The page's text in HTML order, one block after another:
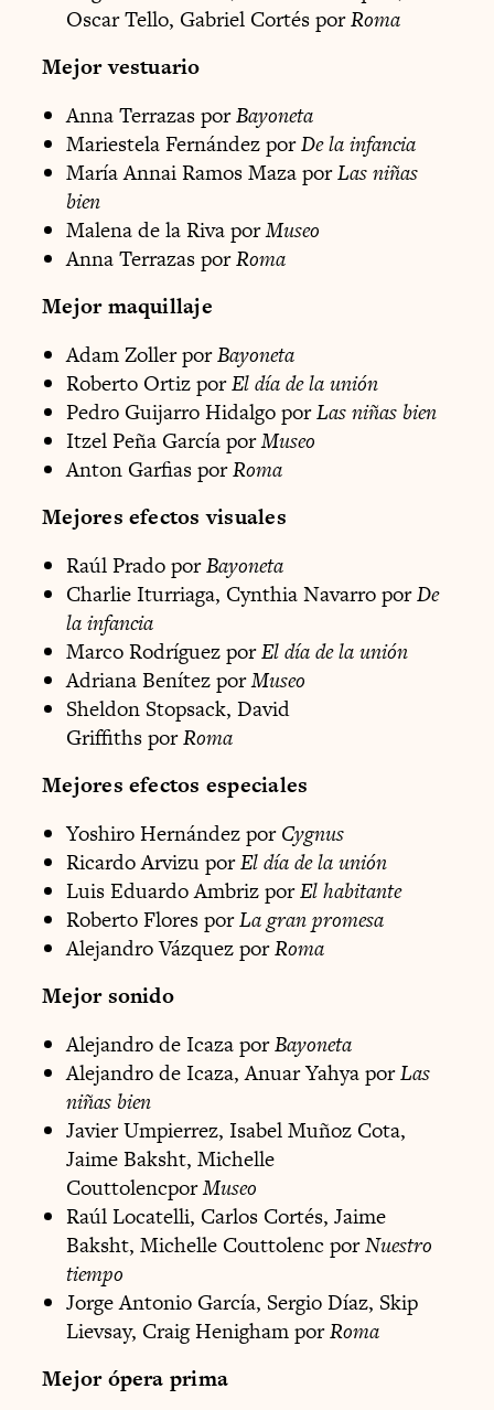
Oscar Tello, Gabriel Cortés porRoma
Mejor vestuario
Anna Terrazas porBayoneta
Mariestela Fernández porDe la infancia
María Annai Ramos Maza porLas niñas
bien
Malena de la Riva porMuseo
Anna Terrazas porRoma
Mejor maquillaje
Adam Zoller porBayoneta
Roberto Ortiz porEl día de la unión
Pedro Guijarro Hidalgo porLas niñas bien
Itzel Peña García porMuseo
Anton Garfias porRoma
Mejores efectos visuales
Raúl Prado porBayoneta
Charlie Iturriaga, Cynthia Navarro porDe
la infancia
Marco Rodríguez porEl día de la unión
Adriana Benítez porMuseo
Sheldon Stopsack, David
Griffiths porRoma
Mejores efectos especiales
Yoshiro Hernández porCygnus
Ricardo Arvizu porEl día de la unión
Luis Eduardo Ambriz porEl habitante
Roberto Flores porLa gran promesa
Alejandro Vázquez porRoma
Mejor sonido
Alejandro de Icaza porBayoneta
Alejandro de Icaza, Anuar Yahya porLas
niñas bien
Javier Umpierrez, Isabel Muñoz Cota,
Jaime Baksht, Michelle
CouttolencporMuseo
Raúl Locatelli, Carlos Cortés, Jaime
Baksht, Michelle Couttolenc porNuestro
tiempo
Jorge Antonio García, Sergio Díaz, Skip
Lievsay, Craig Henigham porRoma
Mejor ópera prima